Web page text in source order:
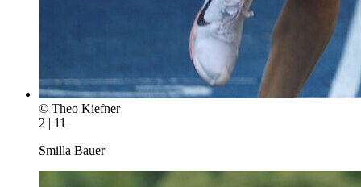
© Theo Kiefner
2 | 11
Smilla Bauer